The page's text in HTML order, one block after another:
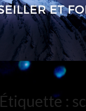
Étiquette :